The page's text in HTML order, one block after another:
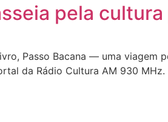
pela
Passo Bacana — uma viagem
da Rádio Cultura AM 930 MHz.